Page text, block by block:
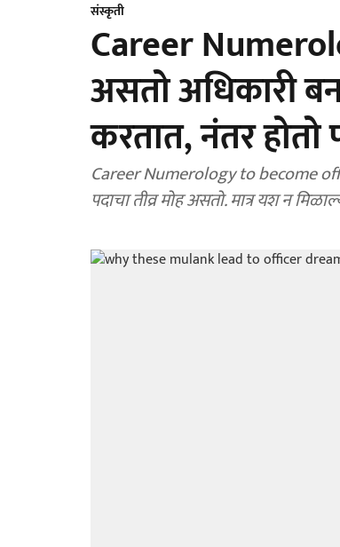
संस्कृती
Career
असतो अधिकारी
करतात, नंतर होतो
Career Numerology to become
पदाचा तीव्र मोह असतो. मात्र यश न